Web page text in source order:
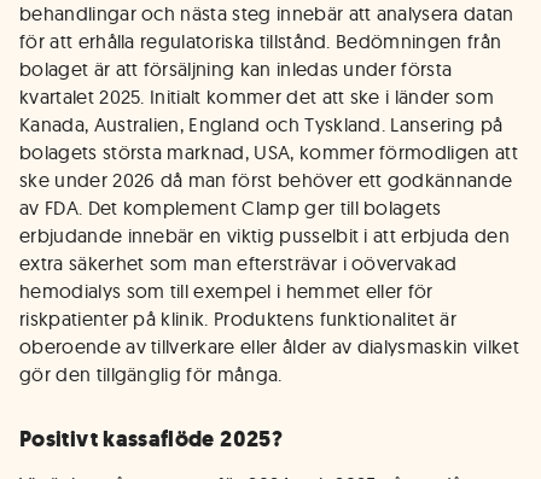
behandlingar och nästa steg innebär att analysera datan
för att erhålla regulatoriska tillstånd. Bedömningen från
bolaget är att försäljning kan inledas under första
kvartalet 2025. Initialt kommer det att ske i länder som
Kanada, Australien, England och Tyskland. Lansering på
bolagets största marknad, USA, kommer förmodligen att
ske under 2026 då man först behöver ett godkännande
av FDA. Det komplement Clamp ger till bolagets
erbjudande innebär en viktig pusselbit i att erbjuda den
extra säkerhet som man eftersträvar i oövervakad
hemodialys som till exempel i hemmet eller för
riskpatienter på klinik. Produktens funktionalitet är
oberoende av tillverkare eller ålder av dialysmaskin vilket
gör den tillgänglig för många.
Positivt kassaflöde 2025?